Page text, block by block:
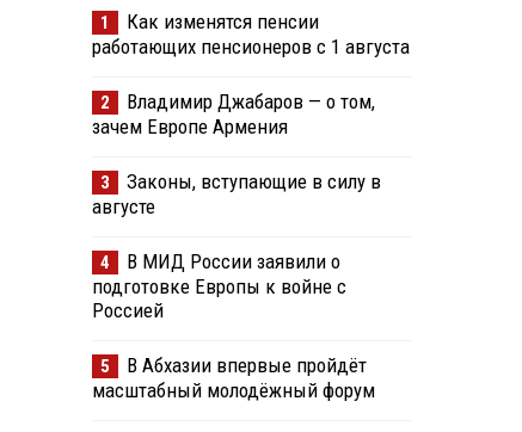
1
Как изменятся пенсии
работающих пенсионеров с 1 августа
2
Владимир Джабаров — о том,
зачем Европе Армения
3
Законы, вступающие в силу в
августе
4
В МИД России заявили о
подготовке Европы к войне с
Россией
5
В Абхазии впервые пройдёт
масштабный молодёжный форум